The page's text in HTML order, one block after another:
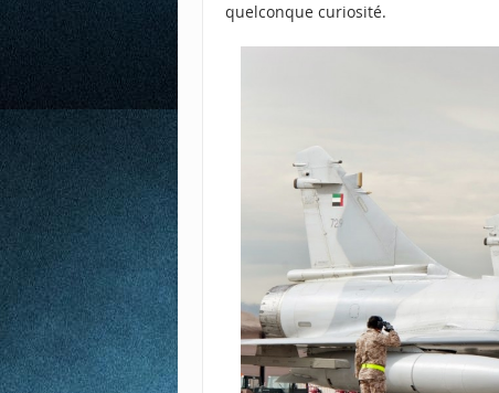
quelconque curiosité.